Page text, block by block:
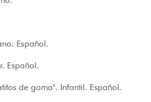
. Español.
. Español.
de goma". Infantil. Español.